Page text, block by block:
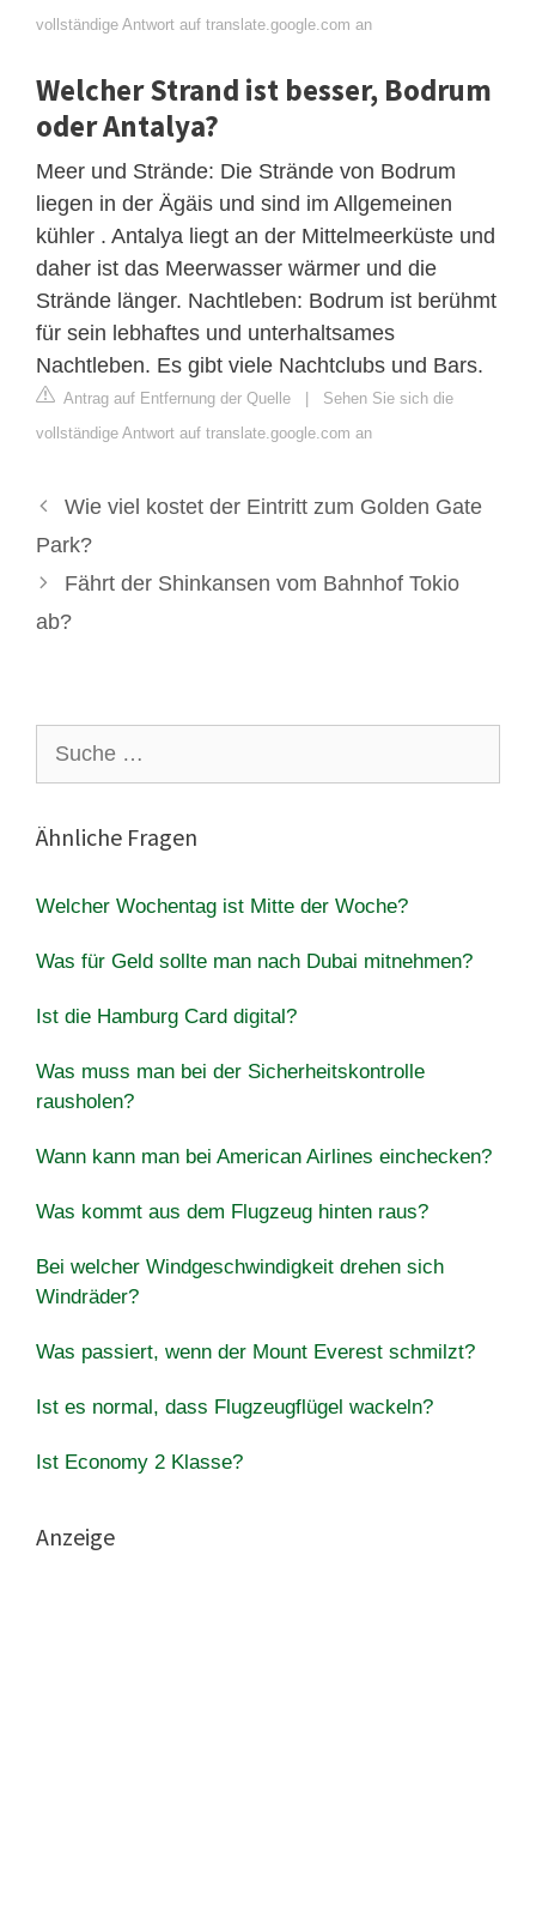
vollständige Antwort auf translate.google.com an
Welcher Strand ist besser, Bodrum
oder Antalya?
Meer und Strände: Die Strände von Bodrum
liegen in der Ägäis und sind im Allgemeinen
kühler . Antalya liegt an der Mittelmeerküste und
daher ist das Meerwasser wärmer und die
Strände länger. Nachtleben: Bodrum ist berühmt
für sein lebhaftes und unterhaltsames
Nachtleben. Es gibt viele Nachtclubs und Bars.
Antrag auf Entfernung der Quelle | Sehen Sie sich die
vollständige Antwort auf translate.google.com an
Wie viel kostet der Eintritt zum Golden Gate
Park?
Fährt der Shinkansen vom Bahnhof Tokio
ab?
nach:
Ähnliche Fragen
Welcher Wochentag ist Mitte der Woche?
Was für Geld sollte man nach Dubai mitnehmen?
Ist die Hamburg Card digital?
Was muss man bei der Sicherheitskontrolle
rausholen?
Wann kann man bei American Airlines einchecken?
Was kommt aus dem Flugzeug hinten raus?
Bei welcher Windgeschwindigkeit drehen sich
Windräder?
Was passiert, wenn der Mount Everest schmilzt?
Ist es normal, dass Flugzeugflügel wackeln?
Ist Economy 2 Klasse?
Anzeige